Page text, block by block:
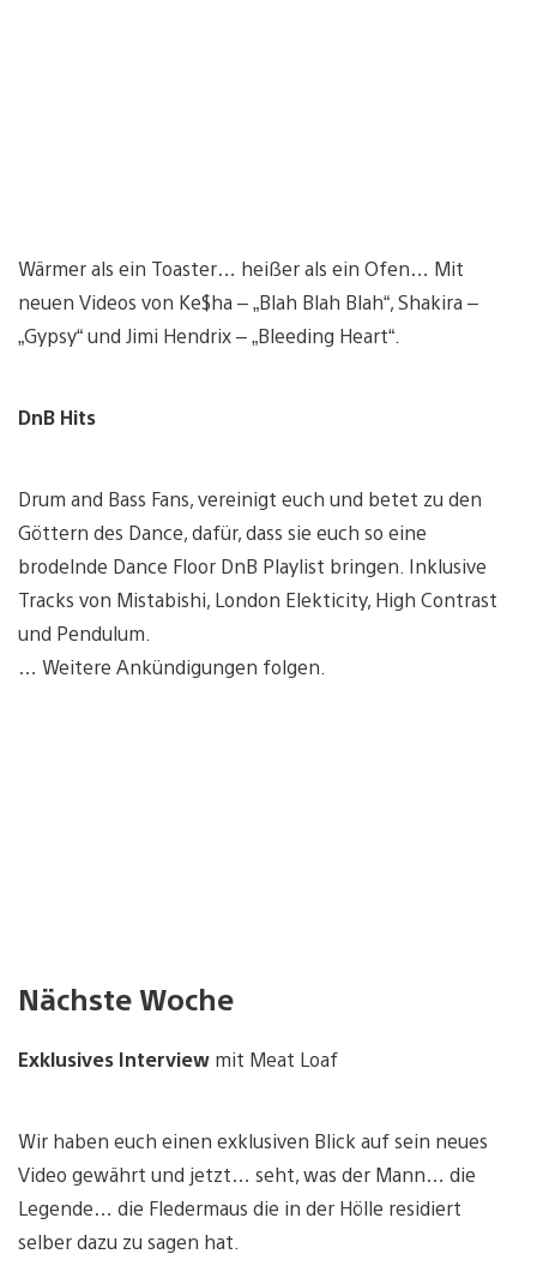
Wärmer als ein Toaster… heißer als ein Ofen… Mit
neuen Videos von Ke$ha – „Blah Blah Blah“, Shakira –
„Gypsy“ und Jimi Hendrix – „Bleeding Heart“.
DnB Hits
Drum and Bass Fans, vereinigt euch und betet zu den
Göttern des Dance, dafür, dass sie euch so eine
brodelnde Dance Floor DnB Playlist bringen. Inklusive
Tracks von Mistabishi, London Elekticity, High Contrast
und Pendulum.
… Weitere Ankündigungen folgen.
Nächste Woche
Exklusives Interview mit Meat Loaf
Wir haben euch einen exklusiven Blick auf sein neues
Video gewährt und jetzt… seht, was der Mann… die
Legende… die Fledermaus die in der Hölle residiert
selber dazu zu sagen hat.